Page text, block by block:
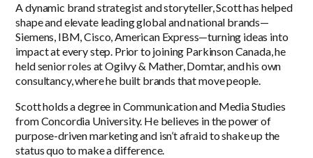
A dynamic brand strategist and storyteller, Scott has helped
shape and elevate leading global and national brands—
Siemens, IBM, Cisco, American Express—turning ideas into
impact at every step. Prior to joining Parkinson Canada, he
held senior roles at Ogilvy & Mather, Domtar, and his own
consultancy, where he built brands that move people.
Scott holds a degree in Communication and Media Studies
from Concordia University. He believes in the power of
purpose-driven marketing and isn’t afraid to shake up the
status quo to make a difference.